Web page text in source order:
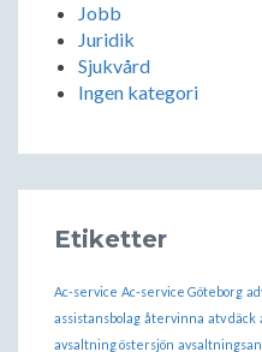
Jobb
Juridik
Sjukvård
Ingen kategori
Etiketter
Ac-service Ac-service Göteborg
assistansbolag återvinna atv däck
avsaltning östersjön